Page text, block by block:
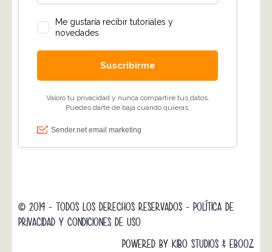
© 2014 - TODOS LOS DERECHOS RESERVADOS - POLÍTICA DE
PRIVACIDAD Y CONDICIONES DE USO
POWERED BY KIBO STUDIOS & EBOOZ